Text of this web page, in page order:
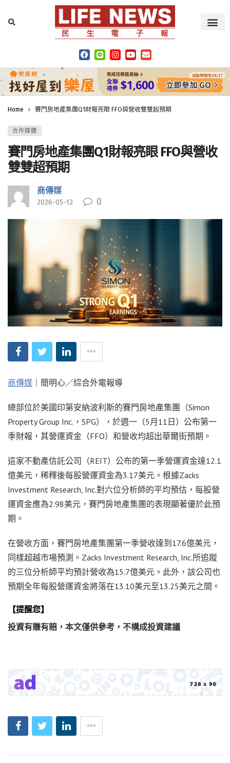
Home 賽門房地產集團Q1財報亮眼 FFO與營收雙雙超預期
合作媒體
賽門房地產集團Q1財報亮眼 FFO與營收
雙雙超預期
商傳媒
2026-05-12 0
商傳媒 ｜簡明心／綜合外電報導
總部位於美國印第安納波利斯的賽門房地產集團（Simon
Property Group Inc.，SPG），於週一（5月11日）公布第一
季財報，其營運資金（FFO）和營收均超出華爾街預期。
這家不動產信託公司（REIT）公布的第一季營運資金達12.1
億美元，稀釋後每股營運資金為3.17美元。根據Zacks
Investment Research, Inc.對六位分析師的平均預估，每股營
運資金應為2.98美元，賽門房地產集團的表現顯著優於此預
期。
在營收方面，賽門房地產集團第一季營收達到17.6億美元，
同樣超越市場預測。Zacks Investment Research, Inc.所追蹤
的三位分析師平均預計營收為15.7億美元。此外，該公司也
預期全年每股營運資金將落在13.10美元至13.25美元之間。
【提醒您】
投資有賺有賠，本文僅供參考，不構成投資建議